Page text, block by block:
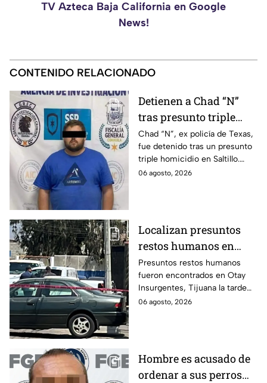
TV Azteca Baja California en Google
News!
CONTENIDO RELACIONADO
Detienen a Chad “N”
tras presunto triple
homicidio e intento de
llevarse a su hijo a
Estados Unidos
Chad “N”, ex policía de Texas,
fue detenido tras un presunto
triple homicidio en Saltillo.
También habría intentado
06 agosto, 2026
Localizan presuntos
restos humanos en
vivienda de Otay
Insurgentes en Tijuana
Presuntos restos humanos
fueron encontrados en Otay
Insurgentes, Tijuana la tarde
de este jueves; siguen las
06 agosto, 2026
Hombre es acusado de
ordenar a sus perros